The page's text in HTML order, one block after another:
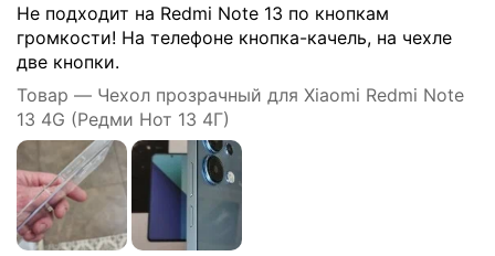
Не подходит на Redmi Note 13 по кнопкам
громкости! На телефоне кнопка-качель, на чехле
две кнопки.
Товар — Чехол прозрачный для Xiaomi Redmi Note
13 4G (Редми Нот 13 4Г)